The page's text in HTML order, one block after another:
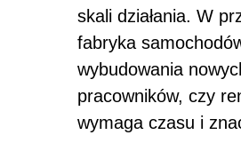
skali działania. W
fabryka
wybudowania
pracowników, czy
wymaga czasu i